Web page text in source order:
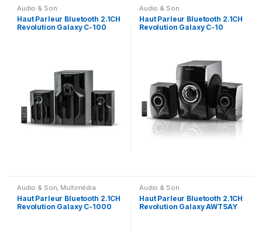
Audio & Son
Haut Parleur Bluetooth 2.1CH
Revolution Galaxy C-100
Audio & Son
Haut Parleur Bluetooth 2.1CH
Revolution Galaxy C-10
Audio & Son, Multimédia
Speaker
Haut Parleur Bluetooth 2.1CH
Revolution Galaxy C-1000
Audio & Son
Haut Parleur Bluetooth 2.1CH
Revolution Galaxy AWTSAY